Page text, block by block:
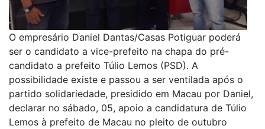
O empresário Daniel Dantas/Casas Potiguar poderá
ser o candidato a vice-prefeito na chapa do pré-
candidato a prefeito Túlio Lemos (PSD). A
possibilidade existe e passou a ser ventilada após o
partido solidariedade, presidido em Macau por Daniel,
declarar no sábado, 05, apoio a candidatura de Túlio
Lemos à prefeito de Macau no pleito de outubro